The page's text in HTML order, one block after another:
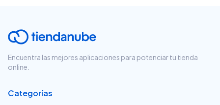
Encuentra las mejores aplicaciones para potenciar tu tienda
online.
Categorías